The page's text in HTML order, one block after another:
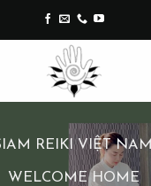
REIKI VIỆT NAM
WELCOME HOME